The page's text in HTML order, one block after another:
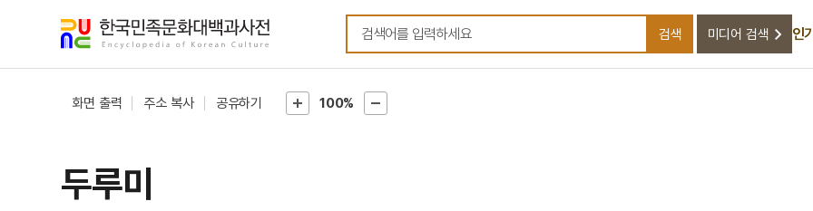
검색어를 입력하세요
검색 미디어 검색 인
화면 출력 주소 복사 공유하기 100%
두루미